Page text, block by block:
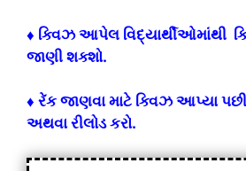
♦ ક્વિઝ આપેલ વિદ્યાર્થીઓમાંથી
જાણી શક્શો.
♦ રેંક જાણવા માટે ક્વિઝ આપ્યા
અથવા રીલોડ કરો.